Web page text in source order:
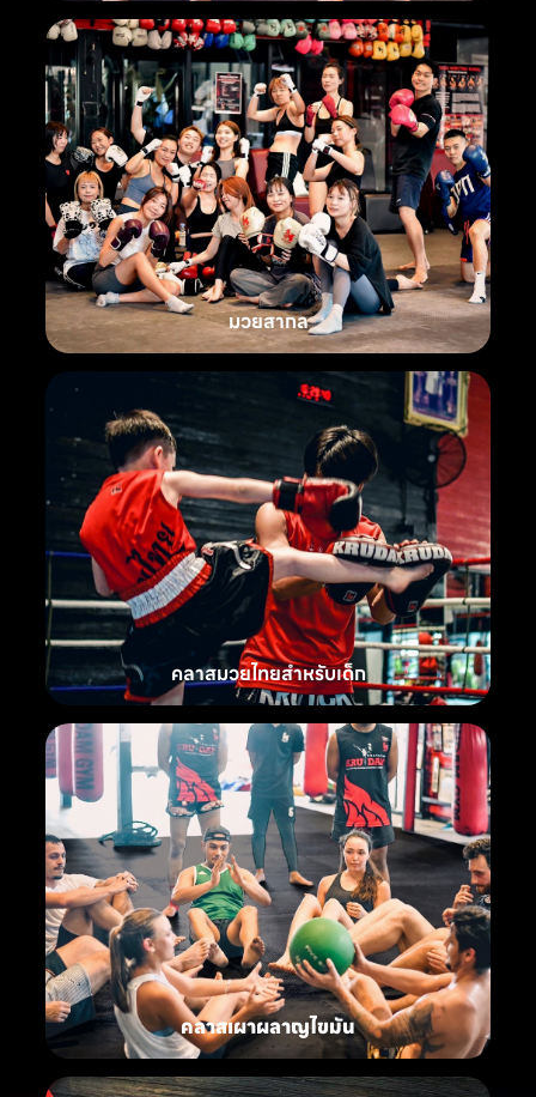
มวยสากล
คลาสมวยไทยสำหรับเด็ก
คลาสเผาผลาญไขมัน